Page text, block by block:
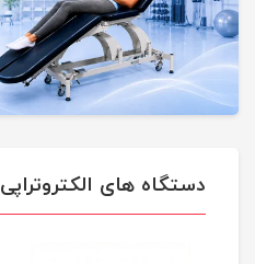
دستگاه های الکتروتراپی